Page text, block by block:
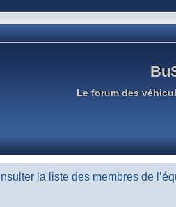
Le forum des
la liste des membres de